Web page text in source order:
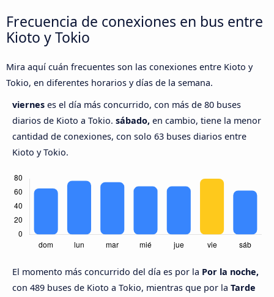
Frecuencia de conexiones en bus entre
Kioto y Tokio
Mira aquí cuán frecuentes son las conexiones entre Kioto y
Tokio, en diferentes horarios y días de la semana.
viernes es el día más concurrido, con más de 80 buses
diarios de Kioto a Tokio. sábado, en cambio, tiene la menor
cantidad de conexiones, con solo 63 buses diarios entre
Kioto y Tokio.
El momento más concurrido del día es por la Por la noche,
con 489 buses de Kioto a Tokio, mientras que por la Tarde